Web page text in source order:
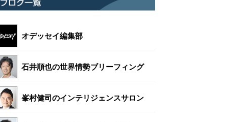
オデッセイ編集部
石井順也の世界情勢ブリーフィング
峯村健司のインテリジェンスサロン